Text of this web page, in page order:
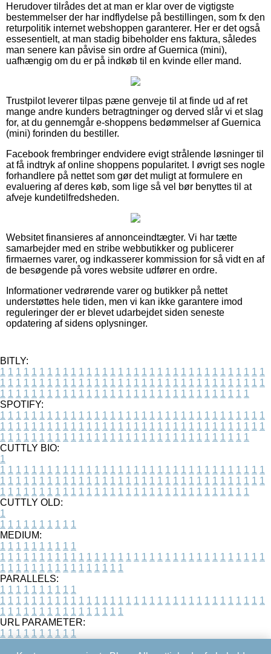
Herudover tilrådes det at man er klar over de vigtigste
bestemmelser der har indflydelse på bestillingen, som fx den
returpolitik internet webshoppen garanterer. Her er det også
essesentielt, at man stadig bibeholder ens faktura, således
man senere kan påvise sin ordre af Guernica (mini),
uafhængig om du er på indkøb til en kvinde eller mand.
Trustpilot leverer tilpas pæne genveje til at finde ud af ret
mange andre kunders betragtninger og derved slår vi et slag
for, at du gennemgår e-shoppens bedømmelser af Guernica
(mini) forinden du bestiller.
Facebook frembringer endvidere evigt strålende løsninger til
at få indtryk af online shoppens popularitet. I øvrigt ses nogle
forhandlere på nettet som gør det muligt at formulere en
evaluering af deres køb, som lige så vel bør benyttes til at
afveje kundetilfredsheden.
Websitet finansieres af annonceindtægter. Vi har tætte
samarbejder med en stribe webbutikker og publicerer
firmaernes varer, og indkasserer kommission for så vidt en af
de besøgende på vores website udfører en ordre.
Informationer vedrørende varer og butikker på nettet
understøttes hele tiden, men vi kan ikke garantere imod
reguleringer der er blevet udarbejdet siden seneste
opdatering af sidens oplysninger.
BITLY:
1 1 1 1 1 1 1 1 1 1 1 1 1 1 1 1 1 1 1 1 1 1 1 1 1 1 1 1 1 1 1 1 1 1
1 1 1 1 1 1 1 1 1 1 1 1 1 1 1 1 1 1 1 1 1 1 1 1 1 1 1 1 1 1 1 1 1 1
1 1 1 1 1 1 1 1 1 1 1 1 1 1 1 1 1 1 1 1 1 1 1 1 1 1 1 1 1 1 1 1
SPOTIFY:
1 1 1 1 1 1 1 1 1 1 1 1 1 1 1 1 1 1 1 1 1 1 1 1 1 1 1 1 1 1 1 1 1 1
1 1 1 1 1 1 1 1 1 1 1 1 1 1 1 1 1 1 1 1 1 1 1 1 1 1 1 1 1 1 1 1 1 1
1 1 1 1 1 1 1 1 1 1 1 1 1 1 1 1 1 1 1 1 1 1 1 1 1 1 1 1 1 1 1 1
CUTTLY BIO:
1
1 1 1 1 1 1 1 1 1 1 1 1 1 1 1 1 1 1 1 1 1 1 1 1 1 1 1 1 1 1 1 1 1 1
1 1 1 1 1 1 1 1 1 1 1 1 1 1 1 1 1 1 1 1 1 1 1 1 1 1 1 1 1 1 1 1 1 1
1 1 1 1 1 1 1 1 1 1 1 1 1 1 1 1 1 1 1 1 1 1 1 1 1 1 1 1 1 1 1 1
CUTTLY OLD:
1
1 1 1 1 1 1 1 1 1 1
MEDIUM:
1 1 1 1 1 1 1 1 1 1
1 1 1 1 1 1 1 1 1 1 1 1 1 1 1 1 1 1 1 1 1 1 1 1 1 1 1 1 1 1 1 1 1 1
1 1 1 1 1 1 1 1 1 1 1 1 1 1 1 1
PARALLELS:
1 1 1 1 1 1 1 1 1 1
1 1 1 1 1 1 1 1 1 1 1 1 1 1 1 1 1 1 1 1 1 1 1 1 1 1 1 1 1 1 1 1 1 1
1 1 1 1 1 1 1 1 1 1 1 1 1 1 1 1
URL PARAMETER:
1 1 1 1 1 1 1 1 1 1